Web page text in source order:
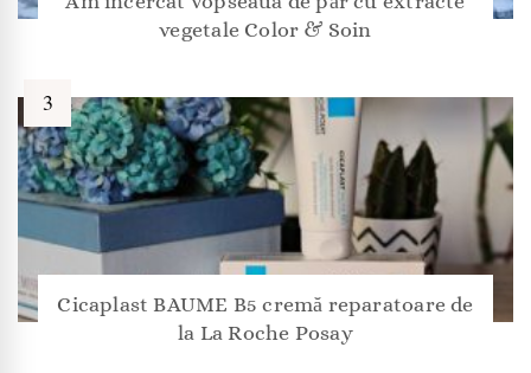
vegetale Color & Soin
Cicaplast BAUME B5 cremă reparatoare de
la La Roche Posay